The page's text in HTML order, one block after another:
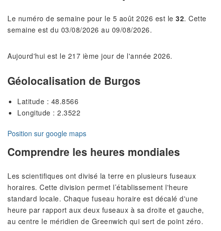
Le numéro de semaine pour le 5 août 2026 est le 32. Cette
semaine est du 03/08/2026 au 09/08/2026.
Aujourd'hui est le 217 ième jour de l'année 2026.
Géolocalisation de Burgos
Latitude : 48.8566
Longitude : 2.3522
Position sur google maps
Comprendre les heures mondiales
Les scientifiques ont divisé la terre en plusieurs fuseaux
horaires. Cette division permet l’établissement l'heure
standard locale. Chaque fuseau horaire est décalé d'une
heure par rapport aux deux fuseaux à sa droite et gauche,
au centre le méridien de Greenwich qui sert de point zéro.